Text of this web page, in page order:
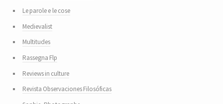
Le parole e le cose
Medievalist
Multitudes
Rassegna Flp
Reviews in culture
Revista Observaciones Filosóficas